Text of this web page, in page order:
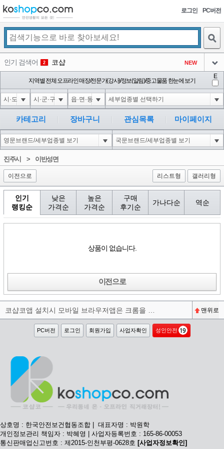
로그인 PC버전
인기 검색어 2 코샵 NEW
3 10'XOR(1*if(now()=sysdate(),sleep(15),0))XOR'Z
아이콘
4 1'||DBMS_PIPE.RECEIVE_MESSAGE(CHR(98)||CHR(98)||CHR(98),15)||'
아이콘
5 1*if(now()=sysdate(),sleep(15),0)
아이콘
2
6 10"XOR(1*if(now()=sysdate(),sleep(15),0))XOR"Z
아이콘
2
1
지역별 전체 오프라인 매장/전문가(강사)/정보(알림)/중고물품 한눈에 보기
E
카테고리 장바구니 관심목록 마이페이지
진주시 > 이반성면
이전으로 리스트형 갤러리형
인기
랭킹순
낮은
가격순
높은
가격순
구매
후기순
가나다순 역순
상품이 없습니다.
이전으로
맨위로
PC버전 로그인 회원가입 사업자확인 성인안전
상호명 : 한국안전보건협동조합 | 대표자명 : 박원학
개인정보관리 책임자 : 박혜영 | 사업자등록번호 : 165-86-00053
통신판매업신고번호 : 제2015-인천부평-0628호 [사업자정보확인]